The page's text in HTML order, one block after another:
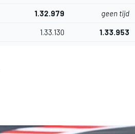
1.32.979 geen tijd
1.33.130 1.33.953